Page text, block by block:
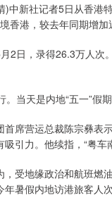
新社记者5日从香港
香港，较去年同期增加
日，录得26.3万人次
。当天是内地“五一”
营运总裁陈宗彝表
引力。他续指，“粤
地缘政治和航班燃
暑假内地访港旅客人